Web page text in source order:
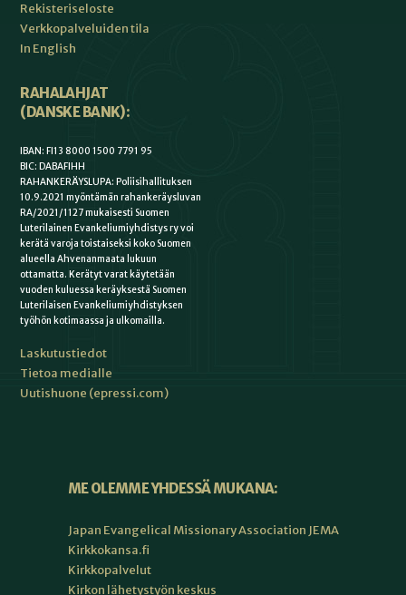
Rekisteriseloste
Verkkopalveluiden tila
In English
RAHALAHJAT
(DANSKE BANK):
IBAN: FI13 8000 1500 7791 95
BIC: DABAFIHH
RAHANKERÄYSLUPA: Poliisihallituksen
10.9.2021 myöntämän rahankeräysluvan
RA/2021/1127 mukaisesti Suomen
Luterilainen Evankeliumiyhdistys ry voi
kerätä varoja toistaiseksi koko Suomen
alueella Ahvenanmaata lukuun
ottamatta. Kerätyt varat käytetään
vuoden kuluessa keräyksestä Suomen
Luterilaisen Evankeliumiyhdistyksen
työhön kotimaassa ja ulkomailla.
Laskutustiedot
Tietoa medialle
Uutishuone (epressi.com)
ME OLEMME YHDESSÄ MUKANA:
Japan Evangelical Missionary Association JEMA
Kirkkokansa.fi
Kirkkopalvelut
Kirkon lähetystyön keskus